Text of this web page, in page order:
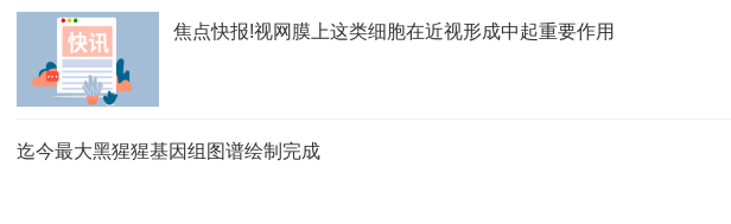
焦点快报!视网膜上这类细胞在近视形成中起重要作用
迄今最大黑猩猩基因组图谱绘制完成